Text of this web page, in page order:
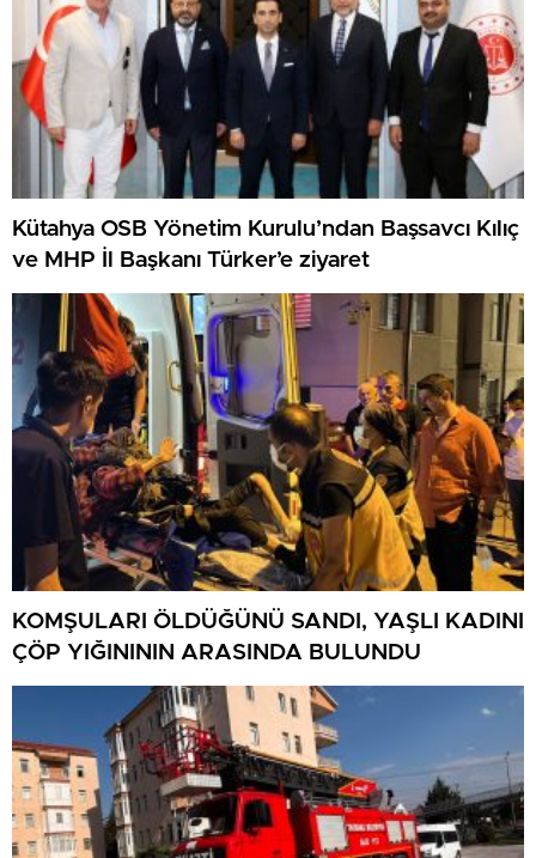
Kütahya OSB Yönetim Kurulu’ndan Başsavcı Kılıç
ve MHP İl Başkanı Türker’e ziyaret
KOMŞULARI ÖLDÜĞÜNÜ SANDI, YAŞLI KADINI
ÇÖP YIĞINININ ARASINDA BULUNDU